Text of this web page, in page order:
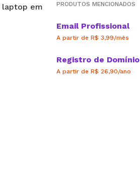
PRODUTOS MENCIONADOS
Email Profissional
A partir de R$ 3,99/mês
Registro de Domínio
A partir de R$ 26,90/ano